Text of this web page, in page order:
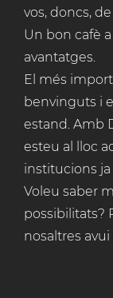
vos, doncs,
Un bon cafè
avantatges.
El més
benvinguts i
estand. Amb
esteu al lloc
institucions
Voleu saber
possibilitats?
nosaltres